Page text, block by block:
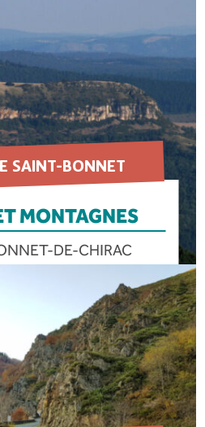
SAINT-BONNET
MONTAGNES
DE-CHIRAC